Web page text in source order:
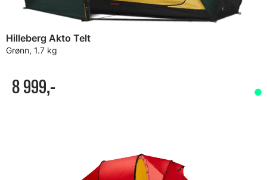
Hilleberg Akto Telt
Grønn, 1.7 kg
8 999,-